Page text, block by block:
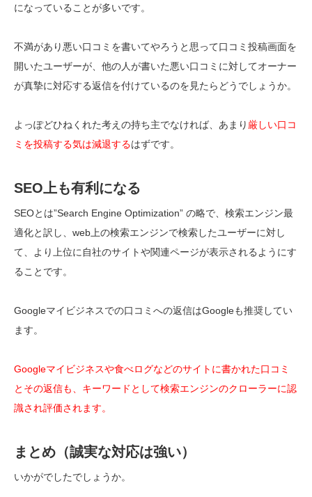
になっていることが多いです。
不満があり悪い口コミを書いてやろうと思って口コミ投稿画面を
開いたユーザーが、他の人が書いた悪い口コミに対してオーナー
が真摯に対応する返信を付けているのを見たらどうでしょうか。
よっぽどひねくれた考えの持ち主でなければ、あまり 厳しい口コ
ミを投稿する気は減退するはずです。
SEO上も有利になる
SEOとは”Search Engine Optimization” の略で、検索エンジン最
適化と訳し、web上の検索エンジンで検索したユーザーに対し
て、より上位に自社のサイトや関連ページが表示されるようにす
ることです。
Googleマイビジネスでの口コミへの返信はGoogleも推奨してい
ます。
Googleマイビジネスや食べログなどのサイトに書かれた口コミ
とその返信も、キーワードとして検索エンジンのクローラーに認
識され評価されます。
まとめ（誠実な対応は強い）
いかがでしたでしょうか。